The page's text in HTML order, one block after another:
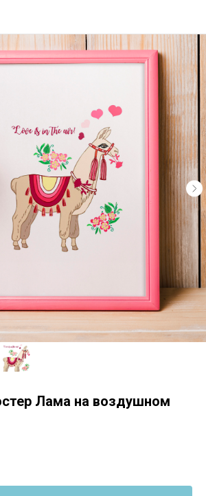
Лама на воздушном